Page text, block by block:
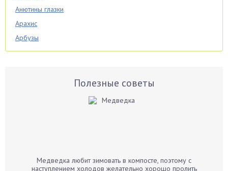
Анютины глазки
Арахис
Арбузы
Аспарагус
Бархатцы
Полезные советы
Медведка любит зимовать в компосте, поэтому с
наступлением холодов желательно хорошо пролить